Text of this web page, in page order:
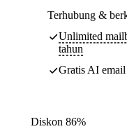
Terhubung &
Unlimited
tahun
Gratis AI
Diskon 86%